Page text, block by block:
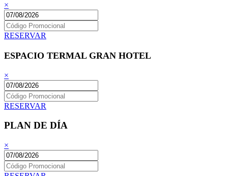
×
RESERVAR
ESPACIO TERMAL GRAN HOTEL
×
RESERVAR
PLAN DE DÍA
×